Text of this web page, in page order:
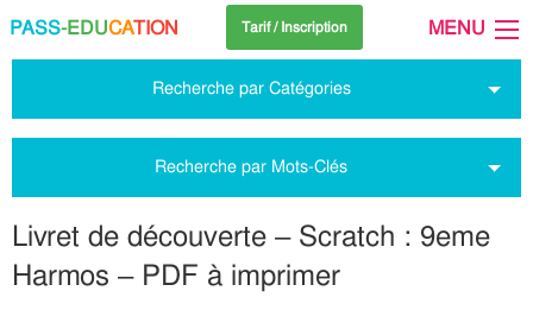
PASS-EDUCATION Tarif / Inscription MENU
Recherche par Catégories
Recherche par Mots-Clés
Livret de découverte – Scratch : 9eme
Harmos – PDF à imprimer